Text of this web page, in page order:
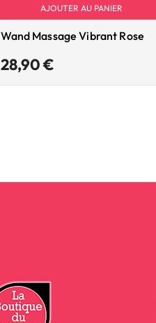
AJOUTER AU PANIER
Wand Massage Vibrant Rose
28,90 €